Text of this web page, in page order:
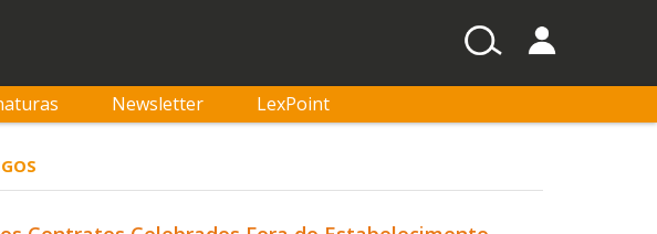
Newsletter LexPoint